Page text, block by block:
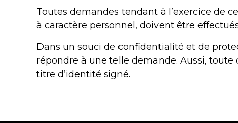
Toutes demandes tendant à l’exercice de
à caractère personnel, doivent être
Dans un souci de confidentialité et de
répondre à une telle demande. Aussi, toute
titre d’identité signé.